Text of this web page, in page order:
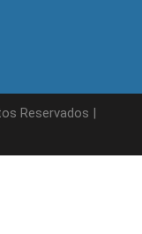
Reservados |